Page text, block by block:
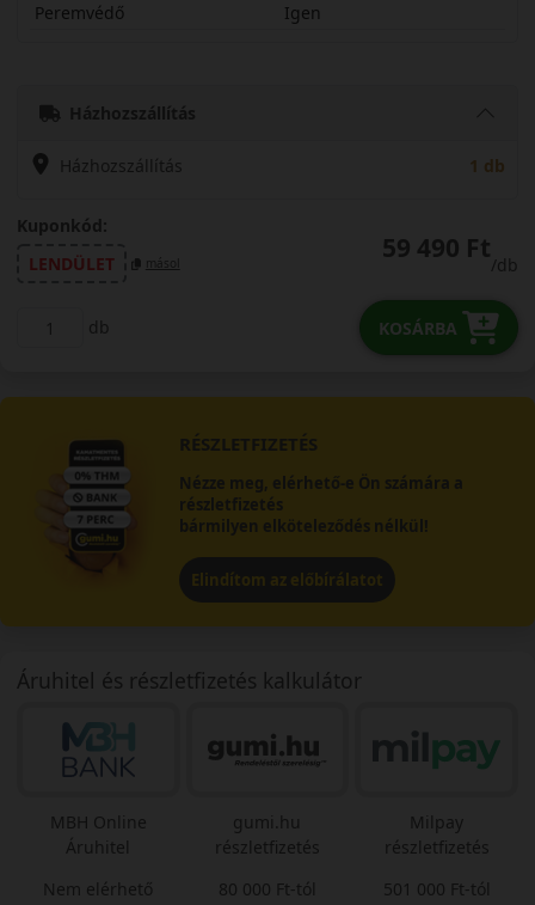
Peremvédő
Igen
Házhozszállítás
Házhozszállítás 1 db
Kuponkód:
LENDÜLET
másol 59 490 Ft
/db
db KOSÁRBA
RÉSZLETFIZETÉS
Nézze meg, elérhető-e Ön számára a
részletfizetés
bármilyen elköteleződés nélkül!
Elindítom az előbírálatot
Áruhitel és részletfizetés kalkulátor
MBH Online
Áruhitel
Nem elérhető
gumi.hu
részletfizetés
80 000 Ft-tól
Milpay
részletfizetés
501 000 Ft-tól